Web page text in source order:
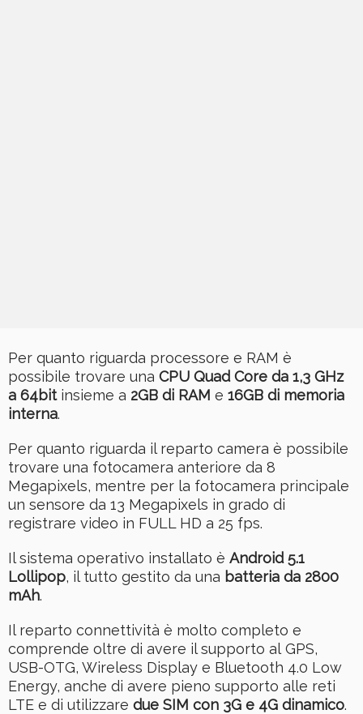
Per quanto riguarda processore e RAM è
possibile trovare una CPU Quad Core da 1,3 GHz
a 64bitinsieme a 2GB di RAM e 16GB di memoria
interna.
Per quanto riguarda il reparto camera è possibile
trovare una fotocamera anteriore da 8
Megapixels, mentre per la fotocamera principale
un sensore da 13 Megapixels in grado di
registrare video in FULL HD a 25 fps.
Il sistema operativo installato è Android 5.1
Lollipop, il tutto gestito da una batteria da 2800
mAh.
Il reparto connettività è molto completo e
comprende oltre di avere il supporto al GPS,
USB-OTG, Wireless Display e Bluetooth 4.0 Low
Energy, anche di avere pieno supporto alle reti
LTE e di utilizzare due SIM con 3G e 4G dinamico.